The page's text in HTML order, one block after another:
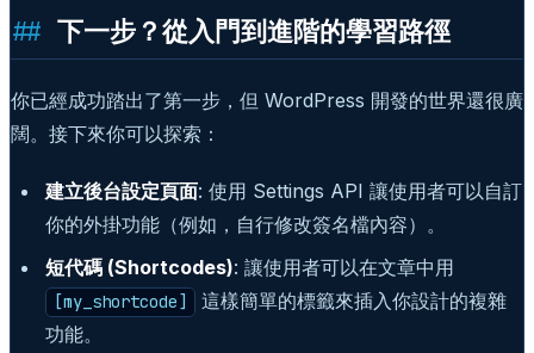
下一步？從入門到進階的學習路徑
你已經成功踏出了第一步，但 WordPress 開發的世界還很廣
闊。接下來你可以探索：
建立後台設定頁面: 使用 Settings API 讓使用者可以自訂
你的外掛功能（例如，自行修改簽名檔內容）。
短代碼 (Shortcodes): 讓使用者可以在文章中用
[my_shortcode]
這樣簡單的標籤來插入你設計的複雜
功能。